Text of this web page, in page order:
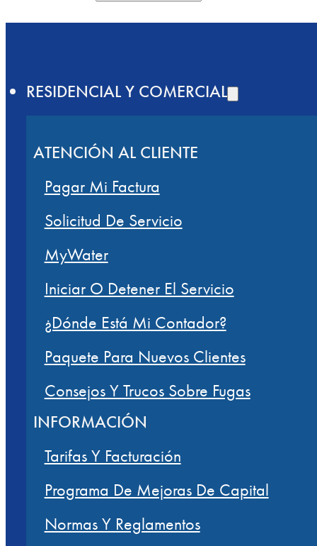
RESIDENCIAL Y COMERCIAL
ATENCIÓN AL CLIENTE
Pagar Mi Factura
Solicitud De Servicio
MyWater
Iniciar O Detener El Servicio
¿Dónde Está Mi Contador?
Paquete Para Nuevos Clientes
Consejos Y Trucos Sobre Fugas
INFORMACIÓN
Tarifas Y Facturación
Programa De Mejoras De Capital
Normas Y Reglamentos